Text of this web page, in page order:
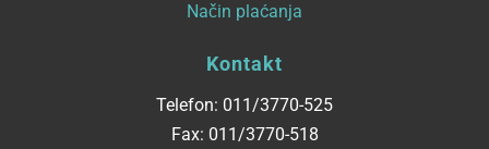
Način plaćanja
Kontakt
Telefon: 011/3770-525
Fax: 011/3770-518